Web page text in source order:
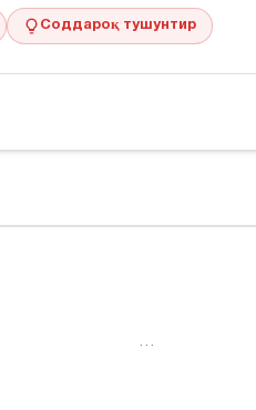
Соддароқ тушунтир
…